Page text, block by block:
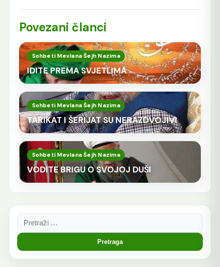
Povezani članci
Sohbeti Mevlana Šejh Nazima
IDITE PREMA SVJETLIMA
Sohbeti Mevlana Šejh Nazima
TARIKAT I ŠERIJAT SU NERAZDVOJIVI
Sohbeti Mevlana Šejh Nazima
VODITE BRIGU O SVOJOJ DUŠI
Pretraga: